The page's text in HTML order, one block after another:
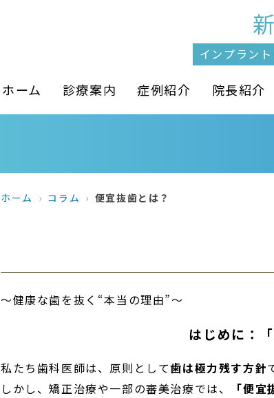
インプラン
ホーム 診療案内 症例紹介 院長紹介
ホーム コラム 便宜抜歯とは？
〜健康な歯を抜く“本当の理由”〜
はじめに：
私たち歯科医師は、原則として歯は極力残す方針
しかし、矯正治療や一部の審美治療では、
「便